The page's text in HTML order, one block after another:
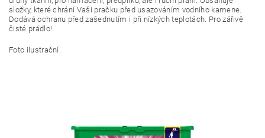
složky, které chrání Vaši pračku před usazováním vodního kamene.
Dodává ochranu před zašednutím i při nízkých teplotách. Pro zářivě
čisté prádlo!
Foto ilustrační.